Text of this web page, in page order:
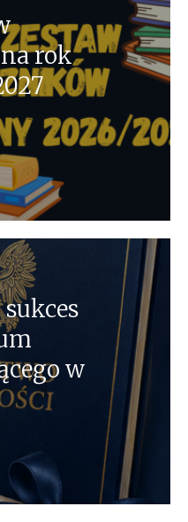
rok
w